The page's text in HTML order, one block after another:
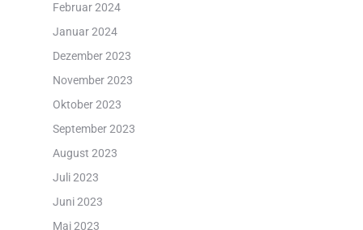
Februar 2024
Januar 2024
Dezember 2023
November 2023
Oktober 2023
September 2023
August 2023
Juli 2023
Juni 2023
Mai 2023